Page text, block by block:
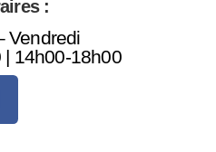
:
Vendredi
14h00-18h00